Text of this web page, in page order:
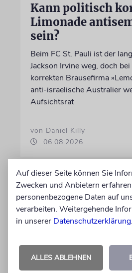
Kann politisch
Limonade
sein?
Beim FC St. Pauli ist der
Jackson Irvine weg, doch
korrekten Brausefirma
anti-israelische Australier
Aufsichtsrat
von Daniel Killy
06.08.2026
Auf dieser Seite können Sie
Zwecken und Anbietern
personenbezogene Daten auf
verarbeiten. Weitergehende
in unserer Datenschutzerklärung.
ALLES ABLEHNEN